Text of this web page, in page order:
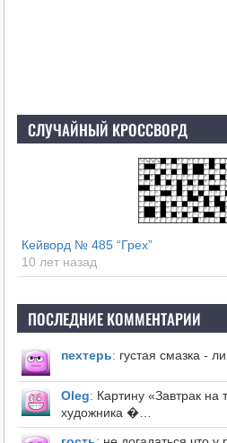
СЛУЧАЙНЫЙ КРОССВОРД
Кейворд № 485 “Грех”
10 лет назад
ПОСЛЕДНИЕ КОММЕНТАРИИ
пехтерь: густая смазка -
Оleg: Картину «Завтрак на
художника �…